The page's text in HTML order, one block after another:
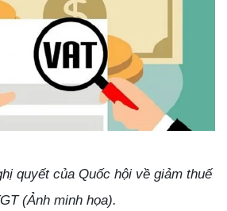
quyết của Quốc hội về giảm thuế
(Ảnh minh họa).